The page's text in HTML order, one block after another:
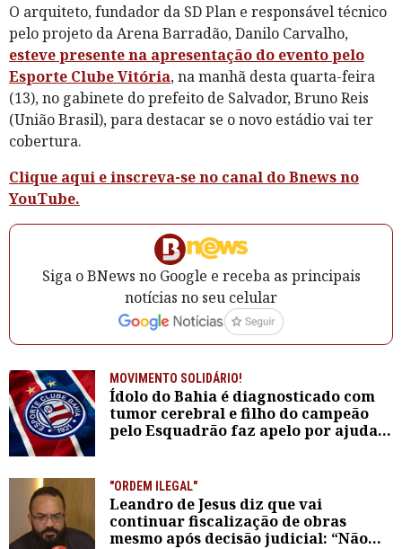
O arquiteto, fundador da SD Plan e responsável técnico
pelo projeto da Arena Barradão, Danilo Carvalho,
esteve presente na apresentação do evento pelo
Esporte Clube Vitória, na manhã desta quarta-feira
(13), no gabinete do prefeito de Salvador, Bruno Reis
(União Brasil), para destacar se o novo estádio vai ter
cobertura.
Clique aqui e inscreva-se no canal do Bnews no
YouTube.
Siga o BNews no Google e receba as principais
notícias no seu celular
MOVIMENTO SOLIDÁRIO!
Ídolo do Bahia é diagnosticado com
tumor cerebral e filho do campeão
pelo Esquadrão faz apelo por ajuda
"ORDEM ILEGAL"
Leandro de Jesus diz que vai
continuar fiscalização de obras
mesmo após decisão judicial: “Não